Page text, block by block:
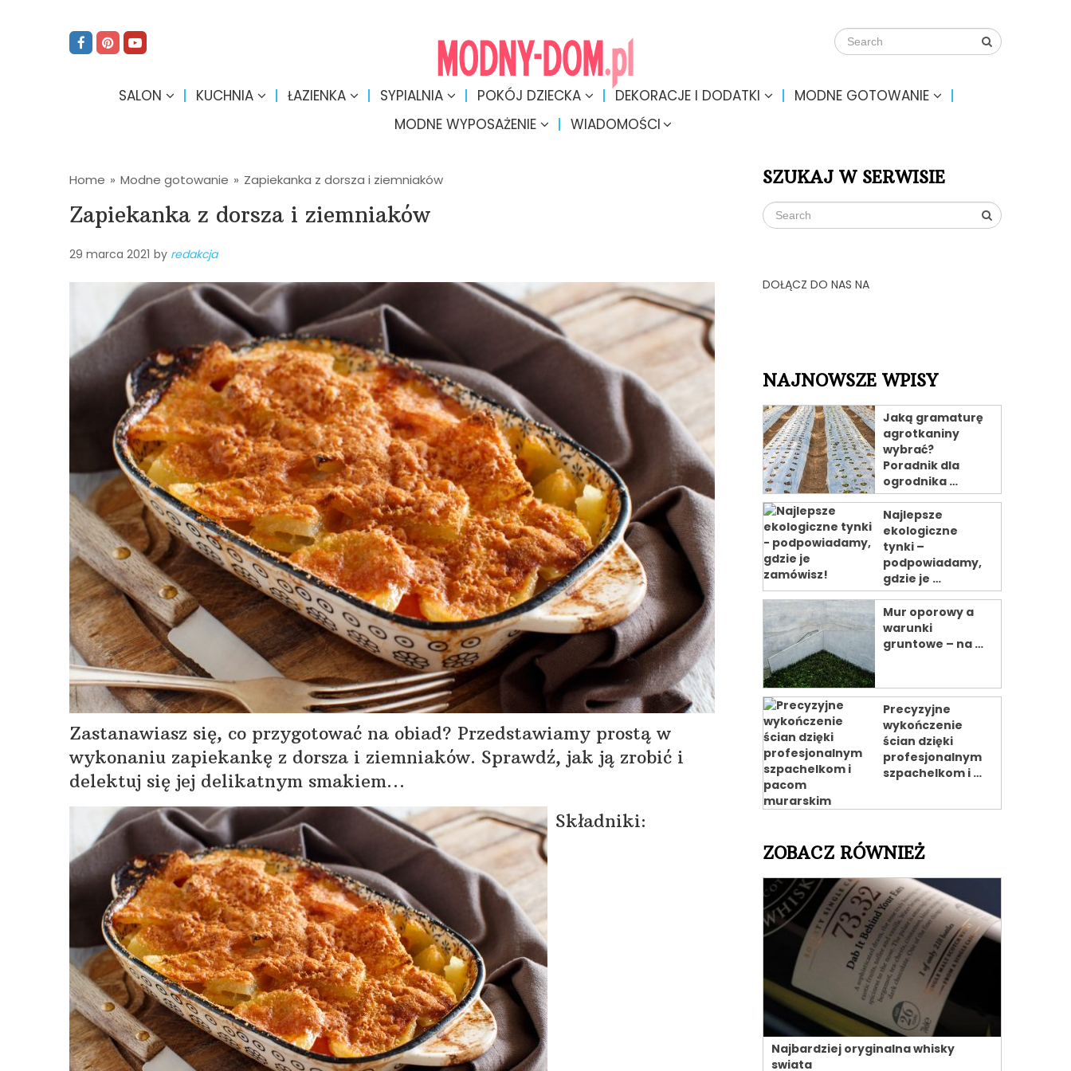
SALON KUCHNIA ŁAZIENKA SYPIALNIA POKÓJ DZIECKA DEKORACJE I DODATKI
MODNE GOTOWANIE
MODNE WYPOSAŻENIE
WIADOMOŚCI
Home » Modne gotowanie » Zapiekanka z dorsza i ziemniaków
Zapiekanka z dorsza i ziemniaków
29 marca 2021 by redakcja
Zastanawiasz się, co przygotować na obiad? Przedstawiamy prostą w
wykonaniu zapiekankę z dorsza i ziemniaków. Sprawdź, jak ją zrobić i
delektuj się jej delikatnym smakiem…
Składniki:
SZUKAJ W SERWISIE
DOŁĄCZ DO NAS NA
NAJNOWSZE WPISY
Jaką gramaturę
agrotkaniny
wybrać?
Poradnik dla
ogrodnika …
Najlepsze
ekologiczne
tynki –
podpowiadamy,
gdzie je …
Mur oporowy a
warunki
gruntowe – na …
Precyzyjne
wykończenie
ścian dzięki
profesjonalnym
szpachelkom i …
ZOBACZ RÓWNIEŻ
Najbardziej oryginalna whisky
swiata